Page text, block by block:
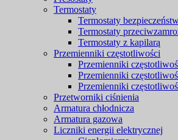
Termostaty
Termostaty
Termostaty
Termostaty z kapilarą
Przemienniki częstotliwości
Przemienniki
Przemienniki
Przemienniki
Przetworniki ciśnienia
Armatura chłodnicza
Armatura gazowa
Liczniki energii elektrycznej